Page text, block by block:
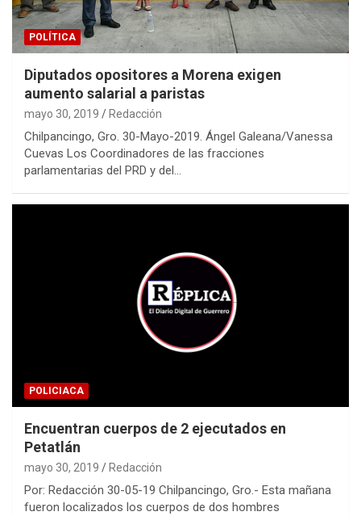
POLÍTICA
Diputados opositores a Morena exigen
aumento salarial a paristas
mayo 30, 2019 Redacción
Chilpancingo, Gro. 30-Mayo-2019. Ángel Galeana/Vanessa
Cuevas Los Coordinadores de las fracciones
parlamentarias del PRD y del…
POLICIACA
Encuentran cuerpos de 2 ejecutados en
Petatlán
mayo 30, 2019 Redacción
Por: Redacción 30-05-19 Chilpancingo, Gro.- Esta mañana
fueron localizados los cuerpos de dos hombres